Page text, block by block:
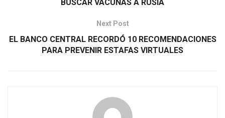
BUSCAR VACUNAS A RUSIA
Next Post
EL BANCO CENTRAL RECORDÓ 10 RECOMENDACIONES
PARA PREVENIR ESTAFAS VIRTUALES